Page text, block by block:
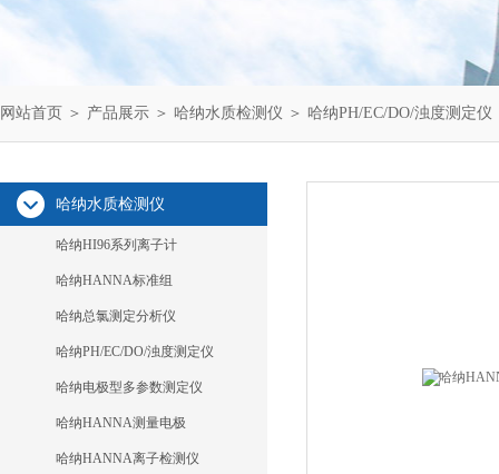
网站首页 ＞ 产品展示 ＞ 哈纳水质检测仪 ＞ 哈纳PH/EC/DO/浊度测定仪
哈纳水质检测仪
哈纳HI96系列离子计
哈纳HANNA标准组
哈纳总氯测定分析仪
哈纳PH/EC/DO/浊度测定仪
哈纳电极型多参数测定仪
哈纳HANNA测量电极
哈纳HANNA离子检测仪